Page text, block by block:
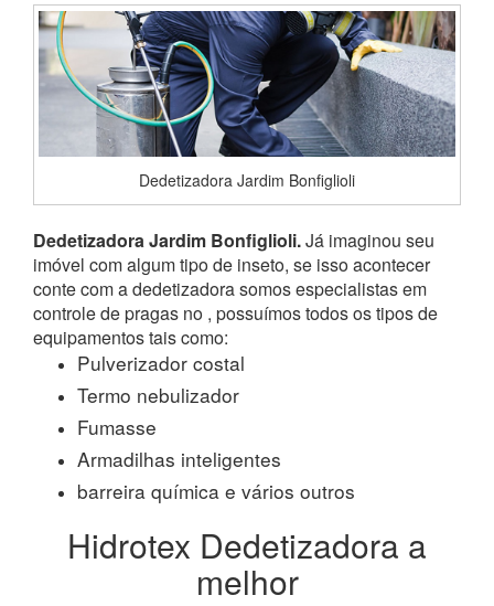
Dedetizadora Jardim Bonfiglioli
Dedetizadora Jardim Bonfiglioli.Já imaginou seu
imóvel com algum tipo de inseto, se isso acontecer
conte com a dedetizadora somos especialistas em
controle de pragas no , possuímos todos os tipos de
equipamentos tais como:
Pulverizador costal
Termo nebulizador
Fumasse
Armadilhas inteligentes
barreira química e vários outros
Hidrotex Dedetizadora a
melhor